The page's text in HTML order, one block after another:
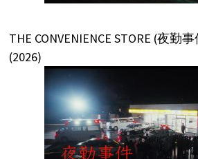
THE CONVENIENCE STORE (夜勤
(2026)